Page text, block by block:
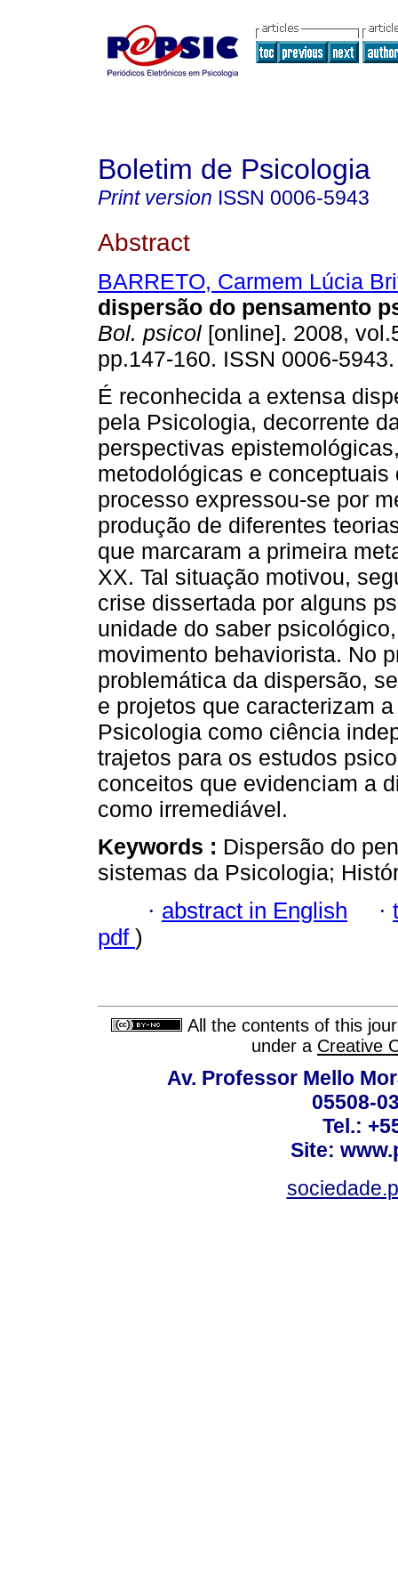
Boletim de Psicologia
Print version ISSN 0006-5943
Abstract
BARRETO, Carmem Lúcia
dispersão do pensamento
Bol. psicol [online]. 2008,
pp.147-160. ISSN 0006-5943.
É reconhecida a extensa
pela Psicologia, decorrente
perspectivas
metodológicas e conceptuais
processo expressou-se por
produção de diferentes
que marcaram a primeira
XX. Tal situação motivou,
crise dissertada por alguns
unidade do saber
movimento behaviorista. No
problemática da dispersão,
e projetos que caracterizam
Psicologia como ciência
trajetos para os estudos
conceitos que evidenciam a
como irremediável.
Keywords : Dispersão do
sistemas da Psicologia;
· abstract in English ·
pdf )
All the contents of this
under a Creative
Av. Professor Mello
05508-
Tel.:
Site: